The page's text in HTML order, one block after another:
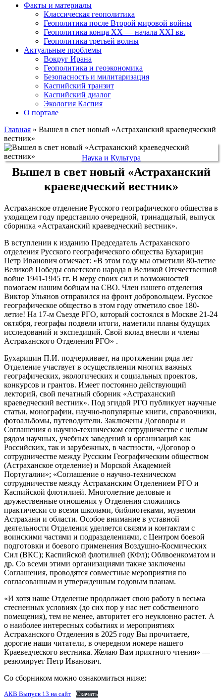
Факты и материалы
Классическая геополитика
Геополитика после Второй мировой войны
Геополитика конца XX — начала XXI вв.
Геополитика третьей волны
Актуальные проблемы
Вокруг Ирана
Геополитика и геоэкономика
Безопасность и милитаризация
Каспийский транзит
Каспийский диалог
Экология Каспия
О портале
Главная » Вышел в свет новый «Астраханский краеведческий
вестник»
Наука и Культура
Вышел в свет новый «Астраханский
краеведческий вестник»
Астраханское отделение Русского географического общества в
уходящем году представило очередной, тринадцатый, выпуск
сборника «Астраханский краеведческий вестник».
В вступлении к изданию Председатель Астраханского
отделения Русского географического общества Бухарицин
Петр Иванович отмечает: «В этом году мы отметили 80-летие
Великой Победы советского народа в Великой Отечественной
войне 1941-1945 гг. В меру своих сил и возможностей
помогаем нашим бойцам на СВО. Член нашего отделения
Виктор Ульянов отправился на фронт добровольцем. Русское
географическое общество в этом году отметило свое 180-
летие! На 17-м Съезде РГО, который состоялся в Москве 21-24
октября, географы подвели итоги, наметили планы будущих
исследований и экспедиций. Свой вклад внесли и члены
Астраханского Отделения РГО» .
Бухарицин П.И. подчеркивает, на протяжении ряда лет
Отделение участвует в осуществлении многих важных
географических, экологических и социальных проектов,
конкурсов и грантов. Имеет постоянно действующий
лекторий, свой печатный сборник «Астраханский
краеведческий вестник». Под эгидой РГО публикует научные
статьи, монографии, научно-популярные книги, справочники,
фотоальбомы, путеводители. Заключены Договоры и
Соглашения о научно-техническом сотрудничестве с целым
рядом научных, учебных заведений и организаций как
Российских, так и зарубежных, в частности, «Договор о
сотрудничестве между Русским Географическим обществом
(Астраханское отделение) и Морской Академией
Португалии»; «Соглашение о научно-техническом
сотрудничестве между Астраханским Отделением РГО и
Каспийской флотилией. Многолетние деловые и
дружественные отношения у Отделения сложились
практически со всеми школами, библиотеками, музеями
Астрахани и области. Особое внимание в уставной
деятельности Отделения уделяется связям и контактам с
воинскими частями и подразделениями, с Центром боевой
подготовки и боевого применения Воздушно-Космических
Сил (ВКС); Каспийской флотилией (КФл); Облвоенкоматом и
др. Со всеми этими организациями также заключены
Соглашения, проводятся совместные мероприятия по
согласованным и утвержденным годовым планам.
«И хотя наше Отделение продолжает свою работу в весьма
стесненных условиях (до сих пор у нас нет собственного
помещения), тем не менее, авторитет его неуклонно растет. А
о наиболее интересных событиях и мероприятиях
Астраханского Отделения в 2025 году Вы прочитаете,
дорогие наши читатели, в очередном номере нашего
Краеведческого вестника. Желаю Вам приятного чтения» —
резюмирует Петр Иванович.
Со сборником можно ознакомиться ниже:
АКВ Выпуск 13 на сайт Скачать